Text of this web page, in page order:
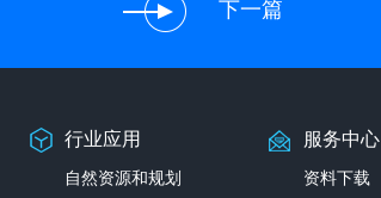
下一篇
行业应用
自然资源和规划
服务中心
资料下载